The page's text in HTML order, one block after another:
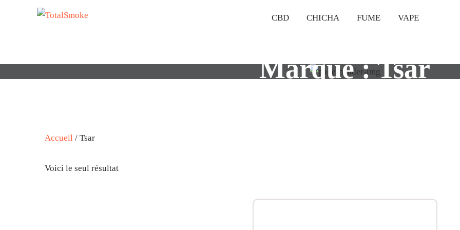
CBD CHICHA FUME VAPE
Marque :Tsar
Accueil / Tsar
Voici le seul résultat